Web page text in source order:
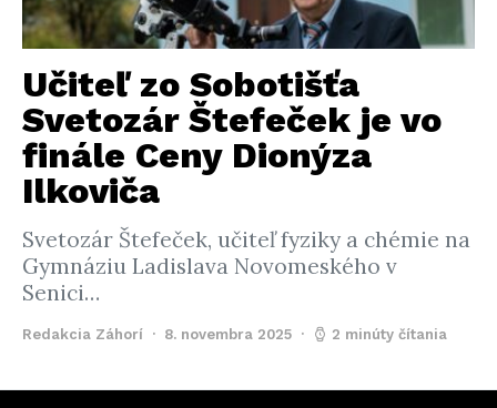
Učiteľ zo Sobotišťa
Svetozár Štefeček je vo
finále Ceny Dionýza
Ilkoviča
Svetozár Štefeček, učiteľ fyziky a chémie na
Gymnáziu Ladislava Novomeského v
Senici…
Redakcia Záhorí 8. novembra 2025 2 minúty čítania